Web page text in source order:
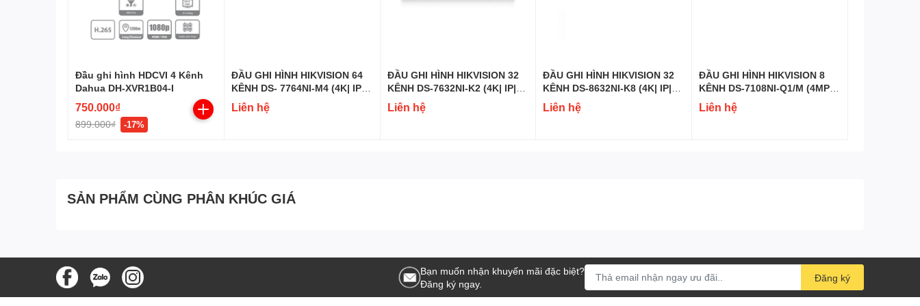
****Nếu bạn quan tâm đến sản phẩm hoặc có bất kỳ thắc mắc mua hàng nào, vui lòng liên
hệHotline 0946.801.166
sớm nhất!
Đầu ghi hình HDCVI 4 Kênh
Dahua DH-XVR1B04-I
750.000₫
899.000₫ -17%
ĐẦU GHI HÌNH HIKVISION 64
KÊNH DS- 7764NI-M4 (4K| IP|
H.265+)
Liên hệ
ĐẦU GHI HÌNH HIKVISION 32
KÊNH DS-7632NI-K2 (4K| IP|
H.265+)
Liên hệ
ĐẦU GHI HÌNH HIKVISION 32
KÊNH DS-8632NI-K8 (4K| IP|
H.265+)
Liên hệ
ĐẦU GHI HÌNH HIKVISION 8
KÊNH DS-7108NI-Q1/M (4MP|
IP| H.265+)
Liên hệ
SẢN PHẨM CÙNG PHÂN KHÚC GIÁ
Bạn muốn nhận khuyến mãi đặc biệt?
Đăng ký ngay.
Đăng ký